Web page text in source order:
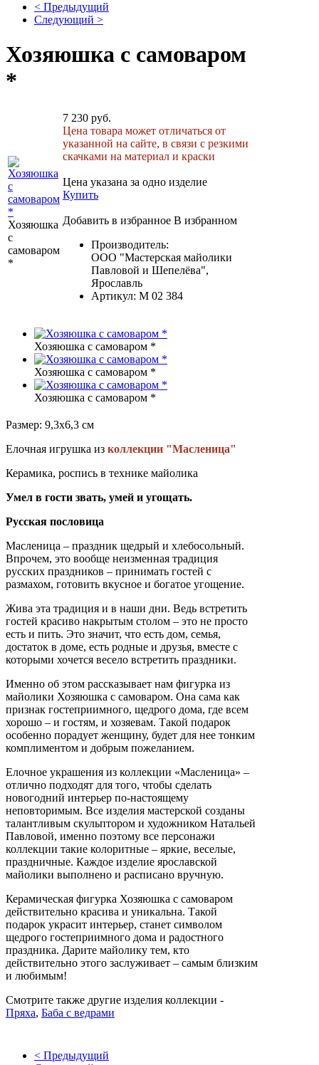
< Предыдущий
Следующий >
Хозяюшка с самоваром
*
Хозяюшка
с
самоваром
*
7 230 руб.
Цена товара может отличаться от
указанной на сайте, в связи с резкими
скачками на материал и краски
Цена указана за одно изделие
Купить
Добавить в избранное В избранном
Производитель:
ООО "Мастерская майолики
Павловой и Шепелёва",
Ярославль
Артикул: М 02 384
Хозяюшка с самоваром *
Хозяюшка с самоваром *
Хозяюшка с самоваром *
Размер: 9,3х6,3 см
Елочная игрушка из коллекции "Масленица"
Керамика, роспись в технике майолика
Умел в гости звать, умей и угощать.
Русская пословица
Масленица – праздник щедрый и хлебосольный.
Впрочем, это вообще неизменная традиция
русских праздников – принимать гостей с
размахом, готовить вкусное и богатое угощение.
Жива эта традиция и в наши дни. Ведь встретить
гостей красиво накрытым столом – это не просто
есть и пить. Это значит, что есть дом, семья,
достаток в доме, есть родные и друзья, вместе с
которыми хочется весело встретить праздники.
Именно об этом рассказывает нам фигурка из
майолики Хозяюшка с самоваром. Она сама как
признак гостеприимного, щедрого дома, где всем
хорошо – и гостям, и хозяевам. Такой подарок
особенно порадует женщину, будет для нее тонким
комплиментом и добрым пожеланием.
Елочное украшения из коллекции «Масленица» –
отлично подходят для того, чтобы сделать
новогодний интерьер по-настоящему
неповторимым. Все изделия мастерской созданы
талантливым скульптором и художником Натальей
Павловой, именно поэтому все персонажи
коллекции такие колоритные – яркие, веселые,
праздничные. Каждое изделие ярославской
майолики выполнено и расписано вручную.
Керамическая фигурка Хозяюшка с самоваром
действительно красива и уникальна. Такой
подарок украсит интерьер, станет символом
щедрого гостеприимного дома и радостного
праздника. Дарите майолику тем, кто
действительно этого заслуживает – самым близким
и любимым!
Смотрите также другие изделия коллекции -
Пряха, Баба с ведрами
< Предыдущий